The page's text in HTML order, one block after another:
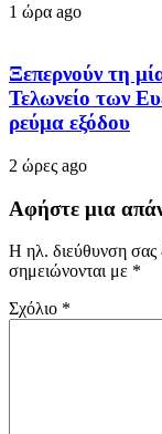
1 ώρα ago
Ξεπερνούν τη
Τελωνείο των
ρεύμα εξόδου
2 ώρες ago
Αφήστε μια
Η ηλ. διεύθυνση σας
σημειώνονται με *
Σχόλιο *